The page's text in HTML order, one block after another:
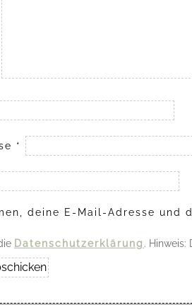
*
deine E-Mail-Adresse
Datenschutzerklärung .